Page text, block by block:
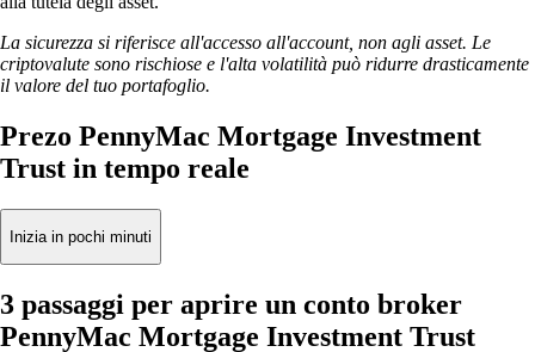
La sicurezza si riferisce all'accesso all'account, non agli asset. Le
criptovalute sono rischiose e l'alta volatilità può ridurre drasticamente
il valore del tuo portafoglio.
Prezo PennyMac Mortgage Investment
Trust in tempo reale
Inizia in pochi minuti
3 passaggi per aprire un conto broker
PennyMac Mortgage Investment Trust